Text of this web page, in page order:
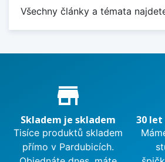
Všechny články a témata
Proč nakupovat u nás?
store_mall_directory
Skladem je skladem
Tisíce produktů skladem
přímo v Pardubicích.
30 let